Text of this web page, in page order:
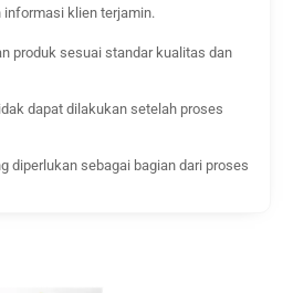
informasi klien terjamin.
produk sesuai standar kualitas dan
dapat dilakukan setelah proses
diperlukan sebagai bagian dari proses